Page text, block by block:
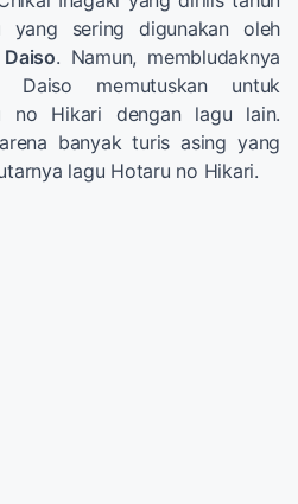
yang sering digunakan oleh
Daiso. Namun, membludaknya
memutuskan untuk
no Hikari dengan lagu lain.
banyak turis asing yang
lagu Hotaru no Hikari.